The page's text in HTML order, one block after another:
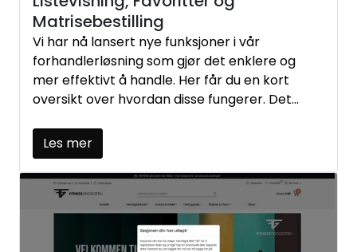
Matrisebestilling
Vi har nå lansert nye funksjoner i vår
forhandlerløsning som gjør det enklere og
mer effektivt å handle. Her får du en kort
oversikt over hvordan disse fungerer. Det
tilgjengelig via fire knapper.
Les mer